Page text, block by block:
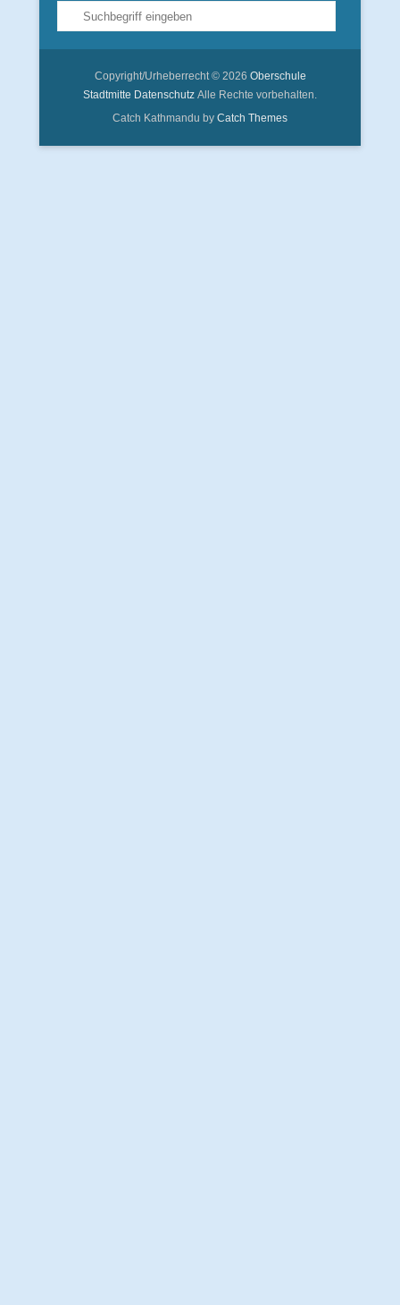
Suche
Copyright/Urheberrecht © 2026 Oberschule
Stadtmitte Datenschutz Alle Rechte vorbehalten.
Catch Kathmandu by Catch Themes